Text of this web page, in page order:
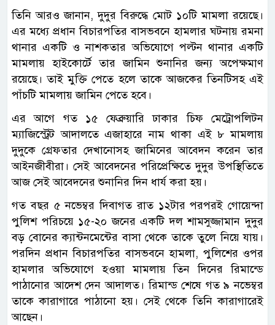
তিনি আরও জানান, দুদুর বিরুদ্ধে মোট ১০টি মামলা রয়েছে।
এর মধ্যে প্রধান বিচারপতির বাসভবনে হামলার ঘটনায় রমনা
থানার একটি ও নাশকতার অভিযোগে পল্টন থানার একটি
মামলায় হাইকোর্টে তার জামিন শুনানির জন্য অপেক্ষমাণ
রয়েছে। তাই মুক্তি পেতে হলে তাকে আজকের তিনটিসহ এই
পাঁচটি মামলায় জামিন পেতে হবে।
এর আগে গত ১৫ ফেব্রুয়ারি ঢাকার চিফ মেট্রোপলিটন
ম্যাজিস্ট্রেট আদালতে এজাহারে নাম থাকা এই ৮ মামলায়
দুদুকে গ্রেফতার দেখানোসহ জামিনের আবেদন করেন তার
আইনজীবীরা। সেই আবেদনের পরিপ্রেক্ষিতে দুদুর উপস্থিতিতে
আজ সেই আবেদনের শুনানির দিন ধার্য করা হয়।
গত বছর ৫ নভেম্বর দিবাগত রাত ১২টার পরপরই গোয়েন্দা
পুলিশ পরিচয়ে ১৫-২০ জনের একটি দল শামসুজ্জামান দুদুর
বড় বোনের ক্যান্টনমেন্টের বাসা থেকে তাকে তুলে নিয়ে যায়।
পরদিন প্রধান বিচারপতির বাসভবনে হামলা, পুলিশের ওপর
হামলার অভিযোগে হওয়া মামলায় তিন দিনের রিমান্ডে
পাঠানোর আদেশ দেন আদালত। রিমান্ড শেষে গত ৯ নভেম্বর
তাকে কারাগারে পাঠানো হয়। সেই থেকে তিনি কারাগারেই
আছেন।